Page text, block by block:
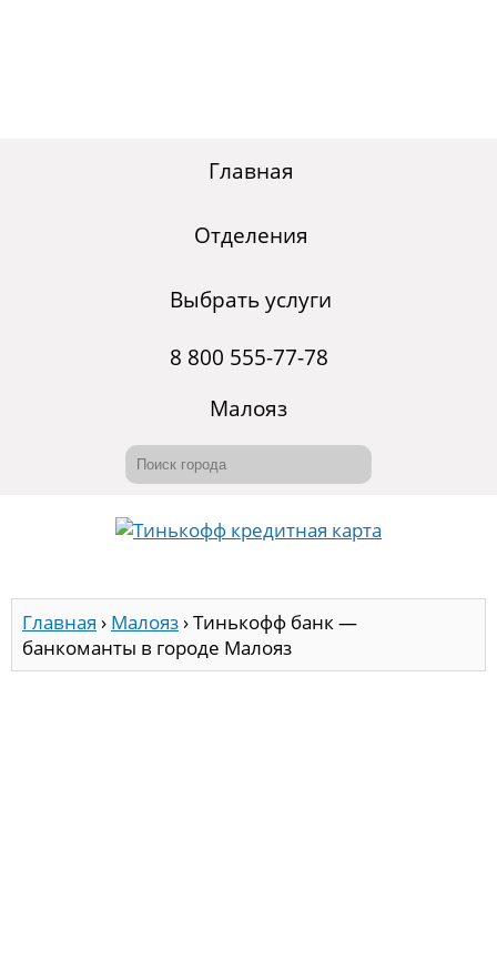
Главная
Отделения
Выбрать услуги
8 800 555-77-78
Малояз
Главная › Малояз›Тинькофф банк —
банкоманты в городе Малояз